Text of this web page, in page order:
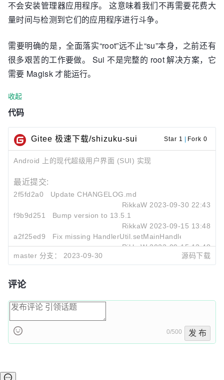
不会安装管理器应用程序。 这意味着我们不再需要花费大
量时间与检测到它们的应用程序进行斗争。
需要明确的是，全面落实“root”远不止“su”本身，之前还有
很多艰苦的工作要做。 Sui 不是完整的 root 解决方案，它
需要 Magisk 才能运行。
收起
代码
Gitee 极速下载/shizuku-sui Star 1 Fork 0
Android 上的现代超级用户界面 (SUI) 实现
最近提交:
2f5fd2a0
Update CHANGELOG.md
RikkaW 2023-09-30 22:43
f9b9d251
Bump version to 13.5.1
RikkaW 2023-09-15 13:48
a2f25ed9
Fix missing HandlerUtil.setMainHandler
RikkaW 2023-09-15 13:48
master 分支：
2023-09-30 源码下载
评论
0/500 发 布